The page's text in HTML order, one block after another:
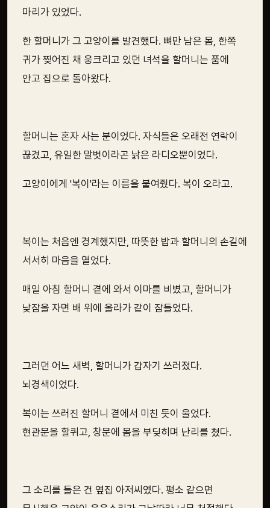
마리가 있었다.
한 할머니가 그 고양이를 발견했다. 뼈만 남은 몸, 한쪽
귀가 찢어진 채 웅크리고 있던 녀석을 할머니는 품에
안고 집으로 돌아왔다.
할머니는 혼자 사는 분이었다. 자식들은 오래전 연락이
끊겼고, 유일한 말벗이라곤 낡은 라디오뿐이었다.
고양이에게 '복이'라는 이름을 붙여줬다. 복이 오라고.
복이는 처음엔 경계했지만, 따뜻한 밥과 할머니의 손길에
서서히 마음을 열었다.
매일 아침 할머니 곁에 와서 이마를 비볐고, 할머니가
낮잠을 자면 배 위에 올라가 같이 잠들었다.
그러던 어느 새벽, 할머니가 갑자기 쓰러졌다.
뇌경색이었다.
복이는 쓰러진 할머니 곁에서 미친 듯이 울었다.
현관문을 할퀴고, 창문에 몸을 부딪히며 난리를 쳤다.
그 소리를 들은 건 옆집 아저씨였다. 평소 같으면